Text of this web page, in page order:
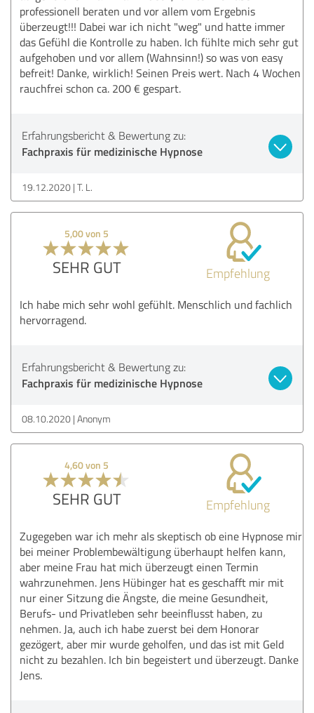
professionell beraten und vor allem vom Ergebnis
überzeugt!!! Dabei war ich nicht "weg" und hatte immer
das Gefühl die Kontrolle zu haben. Ich fühlte mich sehr gut
aufgehoben und vor allem (Wahnsinn!) so was von easy
befreit! Danke, wirklich! Seinen Preis wert. Nach 4 Wochen
rauchfrei schon ca. 200 € gespart.
Erfahrungsbericht & Bewertung zu:
Fachpraxis für medizinische Hypnose
19.12.2020 T. L.
5,00 von 5
SEHR GUT Empfehlung
Ich habe mich sehr wohl gefühlt. Menschlich und fachlich
hervorragend.
Erfahrungsbericht & Bewertung zu:
Fachpraxis für medizinische Hypnose
08.10.2020 Anonym
4,60 von 5
SEHR GUT Empfehlung
Zugegeben war ich mehr als skeptisch ob eine Hypnose mir
bei meiner Problembewältigung überhaupt helfen kann,
aber meine Frau hat mich überzeugt einen Termin
wahrzunehmen. Jens Hübinger hat es geschafft mir mit
nur einer Sitzung die Ängste, die meine Gesundheit,
Berufs- und Privatleben sehr beeinflusst haben, zu
nehmen. Ja, auch ich habe zuerst bei dem Honorar
gezögert, aber mir wurde geholfen, und das ist mit Geld
nicht zu bezahlen. Ich bin begeistert und überzeugt. Danke
Jens.